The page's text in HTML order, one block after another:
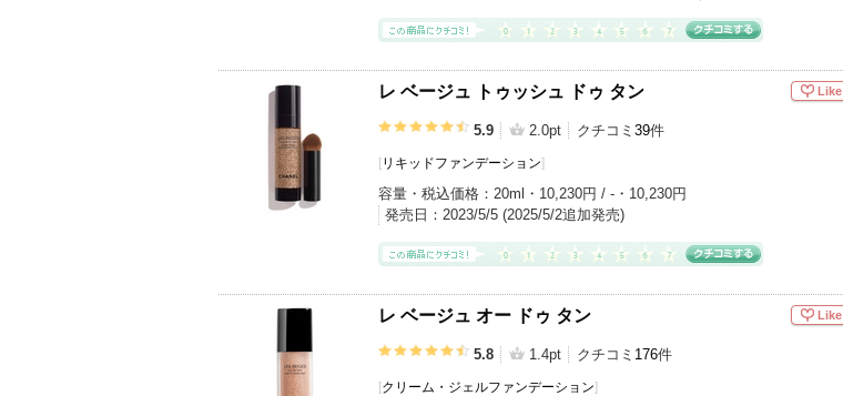
レ ベージュ トゥッシュ ドゥ タン
5.9 2.0pt クチコミ 39件
[リキッドファンデーション]
容量・税込価格： 20ml・10,230円 / -・10,230円
発売日： 2023/5/5 (2025/5/2追加発売)
Like
レ ベージュ オー ドゥ タン
5.8 1.4pt クチコミ 176件
[クリーム・ジェルファンデーション]
Like